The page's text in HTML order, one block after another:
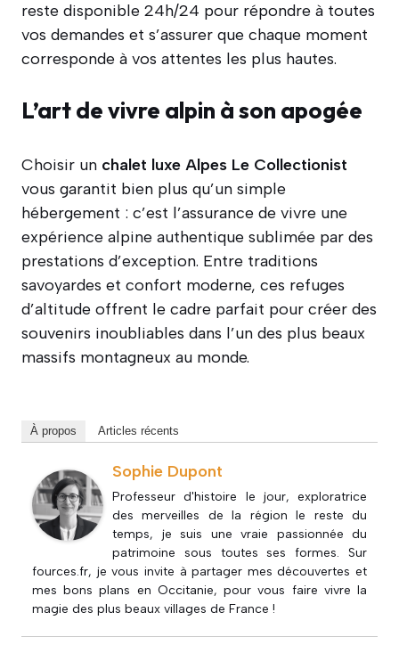
reste disponible 24h/24 pour répondre à toutes
vos demandes et s’assurer que chaque moment
corresponde à vos attentes les plus hautes.
L’art de vivre alpin à son apogée
Choisir un chalet luxe Alpes Le Collectionist
vous garantit bien plus qu’un simple
hébergement : c’est l’assurance de vivre une
expérience alpine authentique sublimée par des
prestations d’exception. Entre traditions
savoyardes et confort moderne, ces refuges
d’altitude offrent le cadre parfait pour créer des
souvenirs inoubliables dans l’un des plus beaux
massifs montagneux au monde.
À propos Articles récents
Sophie Dupont
Professeur d'histoire le jour, exploratrice
des merveilles de la région le reste du
temps, je suis une vraie passionnée du
patrimoine sous toutes ses formes. Sur
fources.fr, je vous invite à partager mes découvertes et
mes bons plans en Occitanie, pour vous faire vivre la
magie des plus beaux villages de France !